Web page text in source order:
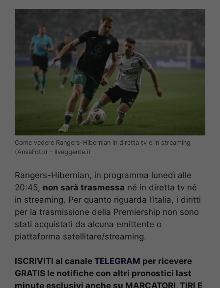
Come vedere Rangers-Hibernian in diretta tv e in streaming
(AnsaFoto) – Ilveggente.it
Rangers-Hibernian, in programma lunedì alle
20:45, non sarà trasmessa né in diretta tv né
in streaming. Per quanto riguarda l’Italia, i diritti
per la trasmissione della Premiership non sono
stati acquistati da alcuna emittente o
piattaforma satellitare/streaming.
ISCRIVITI al canale TELEGRAM per ricevere
GRATIS le notifiche con altri pronostici last
minute esclusivi anche su MARCATORI, TIRI E